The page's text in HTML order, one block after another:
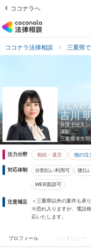
ココナラへ
ココナラ法律相談 三重県
よしかわ
吉川
弁護士法人
津駅
三重県津市
注力分野 相続・遺言 他の注
対応体制 分割払い利用可 後払
WEB面談可
注意補足
＜三重県以外の案件も承
※恐れ入りますが、電話
応いたします。
プロフィール インタビュー